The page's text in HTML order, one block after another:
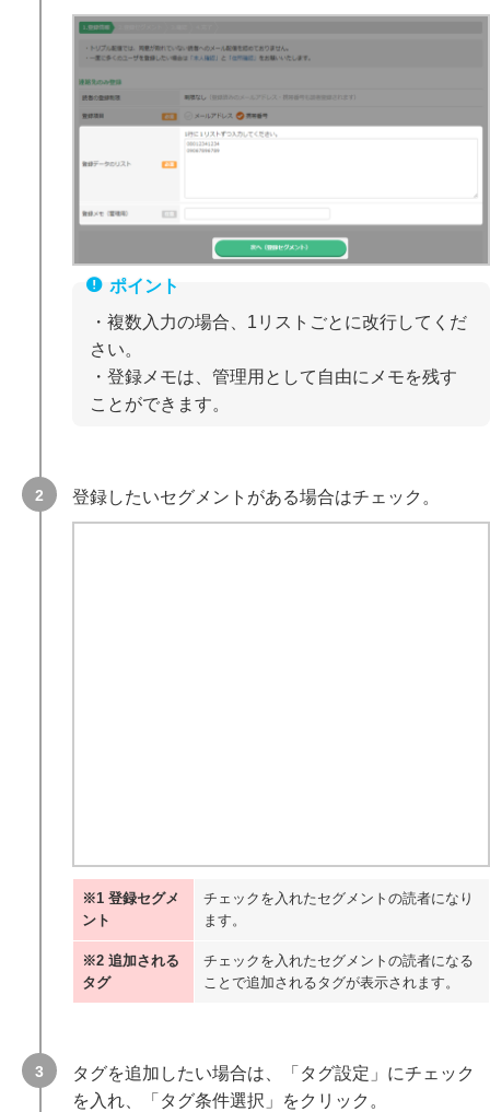
・複数入力の場合、1リストごとに改行してくだ
さい。
・登録メモは、管理用として自由にメモを残す
ことができます。
登録したいセグメントがある場合はチェック。
※1 登録セグメ
ント
チェックを入れたセグメントの読者になり
ます。
※2 追加される
タグ
チェックを入れたセグメントの読者になる
ことで追加されるタグが表示されます。
タグを追加したい場合は、「タグ設定」にチェック
を入れ、「タグ条件選択」をクリック。